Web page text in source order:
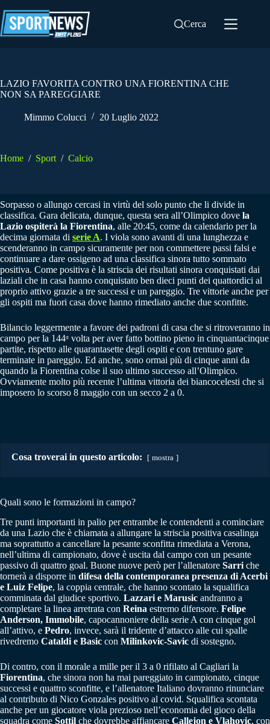
al
contenuto
Cerca
LAZIO FAVORITA CONTRO UNA FIORENTINA CHE
NON SA PAREGGIARE
Mimmo Colucci 20 Luglio 2022
Home / Sport / Calcio
Sorpasso o allungo cercasi in virtù del solo punto che li divide in
classifica. Gara delicata, dunque, questa sera all’Olimpico dove la
Lazio ospiterà la Fiorentina, alle 20:45, come da calendario per la
decima giornata di serie A. I viola sono avanti di una lunghezza e
scenderanno in campo sicuramente per non commettere passi falsi e
continuare a dare ossigeno ad una classifica sinora tutto sommato
positiva. Come positiva è la striscia dei risultati sinora conquistati dai
laziali che in casa hanno conquistato ben dieci punti dei quattordici al
proprio attivo grazie a tre successi e un pareggio. Tre vittorie anche per
gli ospiti ma fuori casa dove hanno rimediato anche due sconfitte.
Bilancio leggermente a favore dei padroni di casa che si ritroveranno in
campo per la 144ᵅ volta per aver fatto bottino pieno in cinquantacinque
partite, rispetto alle quarantasette degli ospiti e con trentuno gare
terminate in pareggio. Ed anche, sono ormai più di cinque anni da
quando la Fiorentina colse il suo ultimo successo all’Olimpico.
Ovviamente molto più recente l’ultima vittoria dei biancocelesti che si
imposero lo scorso 8 maggio con un secco 2 a 0.
Cosa troverai in questo articolo: mostra
Quali sono le formazioni in campo?
Tre punti importanti in palio per entrambe le contendenti a cominciare
da una Lazio che è chiamata a allungare la striscia positiva casalinga
ma soprattutto a cancellare la pesante sconfitta rimediata a Verona,
nell’ultima di campionato, dove è uscita dal campo con un pesante
passivo di quattro goal. Buone nuove però per l’allenatore Sarri che
tornerà a disporre in difesa della contemporanea presenza di Acerbi
e Luiz Felipe, la coppia centrale, che hanno scontato la squalifica
comminata dal giudice sportivo. Lazzari e Marusic andranno a
completare la linea arretrata con Reina estremo difensore. Felipe
Anderson, Immobile, capocannoniere della serie A con cinque gol
all’attivo, e Pedro, invece, sarà il tridente d’attacco alle cui spalle
rivedremo Cataldi e Basic con Milinkovic-Savic di sostegno.
Di contro, con il morale a mille per il 3 a 0 rifilato al Cagliari la
Fiorentina, che sinora non ha mai pareggiato in campionato, cinque
successi e quattro sconfitte, e l’allenatore Italiano dovranno rinunciare
al contributo di Nico Gonzales positivo al covid. Squalifica scontata
anche per un giocatore viola prezioso nell’economia del gioco della
squadra come Sottil che dovrebbe affiancare Callejon e Vlahovic, con